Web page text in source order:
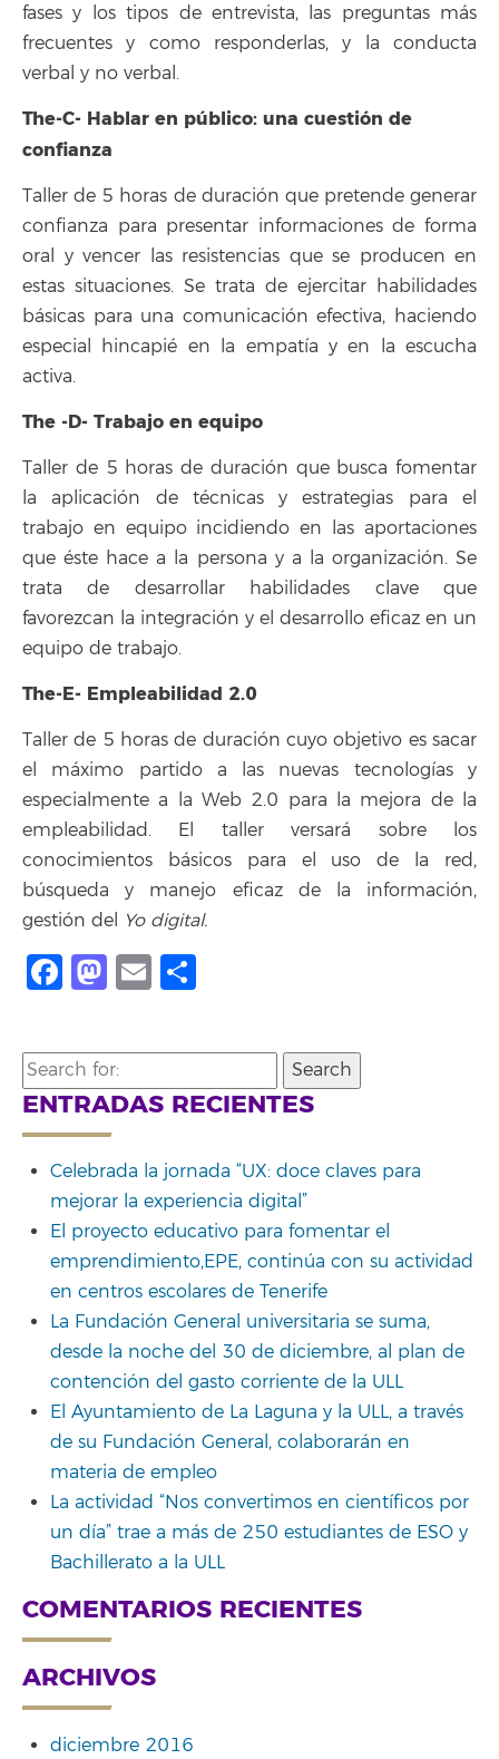
fases y los tipos de entrevista, las preguntas más
frecuentes y como responderlas, y la conducta
verbal y no verbal.
The-C- Hablar en público: una cuestión de
confianza
Taller de 5 horas de duración que pretende generar
confianza para presentar informaciones de forma
oral y vencer las resistencias que se producen en
estas situaciones. Se trata de ejercitar habilidades
básicas para una comunicación efectiva, haciendo
especial hincapié en la empatía y en la escucha
activa.
The -D- Trabajo en equipo
Taller de 5 horas de duración que busca fomentar
la aplicación de técnicas y estrategias para el
trabajo en equipo incidiendo en las aportaciones
que éste hace a la persona y a la organización. Se
trata de desarrollar habilidades clave que
favorezcan la integración y el desarrollo eficaz en un
equipo de trabajo.
The-E- Empleabilidad 2.0
Taller de 5 horas de duración cuyo objetivo es sacar
el máximo partido a las nuevas tecnologías y
especialmente a la Web 2.0 para la mejora de la
empleabilidad. El taller versará sobre los
conocimientos básicos para el uso de la red,
búsqueda y manejo eficaz de la información,
gestión del Yo digital.
Facebook
Mastodon
Email
Search
for:
ENTRADAS RECIENTES
Celebrada la jornada “UX: doce claves para
mejorar la experiencia digital”
El proyecto educativo para fomentar el
emprendimiento,EPE, continúa con su actividad
en centros escolares de Tenerife
La Fundación General universitaria se suma,
desde la noche del 30 de diciembre, al plan de
contención del gasto corriente de la ULL
El Ayuntamiento de La Laguna y la ULL, a través
de su Fundación General, colaborarán en
materia de empleo
La actividad “Nos convertimos en científicos por
un día” trae a más de 250 estudiantes de ESO y
Bachillerato a la ULL
COMENTARIOS RECIENTES
ARCHIVOS
diciembre 2016